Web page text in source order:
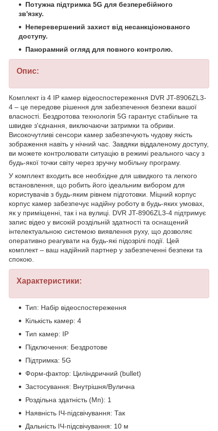
Потужна підтримка 5G для безперебійного
зв'язку.
Неперевершений захист від несанкціонованого
доступу.
Панорамний огляд для повного контролю.
Опис:
Комплект із 4 IP камер відеоспостереження DVR JT-8906ZL3-
4 – це передове рішення для забезпечення безпеки вашої
власності. Бездротова технологія 5G гарантує стабільне та
швидке з'єднання, виключаючи затримки та обриви.
Високочутливі сенсори камер забезпечують чудову якість
зображення навіть у нічний час. Завдяки віддаленому доступу,
ви можете контролювати ситуацію в режимі реального часу з
будь-якої точки світу через зручну мобільну програму.
У комплект входить все необхідне для швидкого та легкого
встановлення, що робить його ідеальним вибором для
користувачів з будь-яким рівнем підготовки. Міцний корпус
корпус камер забезпечує надійну роботу в будь-яких умовах,
як у приміщенні, так і на вулиці. DVR JT-8906ZL3-4 підтримує
запис відео у високій роздільній здатності та оснащений
інтелектуальною системою виявлення руху, що дозволяє
оперативно реагувати на будь-які підозрілі події. Цей
комплект – ваш надійний партнер у забезпеченні безпеки та
спокою.
Характеристики:
Тип: Набір відеоспостереження
Кількість камер: 4
Тип камер: IP
Підключення: Бездротове
Підтримка: 5G
Форм-фактор: Циліндричний (bullet)
Застосування: Внутрішня/Вулична
Роздільна здатність (Мп): 1
Наявність ІЧ-підсвічування: Так
Дальність ІЧ-підсвічування: 10 м